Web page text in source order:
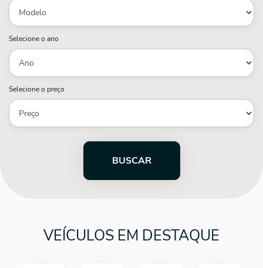
Selecione o ano
Selecione o preço
BUSCAR
VEÍCULOS EM DESTAQUE